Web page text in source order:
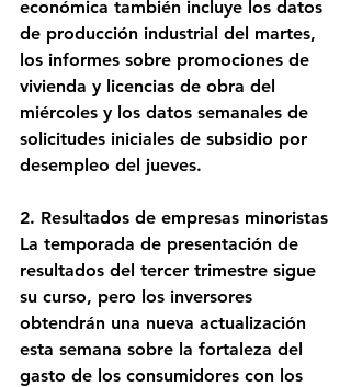
económica también incluye los datos
de producción industrial del martes,
los informes sobre promociones de
vivienda y licencias de obra del
miércoles y los datos semanales de
solicitudes iniciales de subsidio por
desempleo del jueves.
2. Resultados de empresas minoristas
La temporada de presentación de
resultados del tercer trimestre sigue
su curso, pero los inversores
obtendrán una nueva actualización
esta semana sobre la fortaleza del
gasto de los consumidores con los